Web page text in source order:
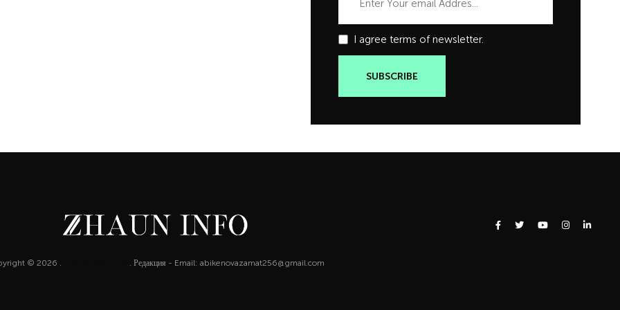
I agree terms of newsletter.
© 2026 . . Редакция - Email: abikenovazamat256@gmail.com